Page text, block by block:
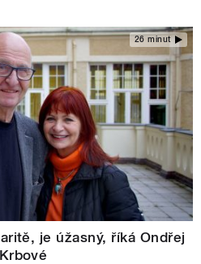
26 minut
je úžasný, říká Ondřej